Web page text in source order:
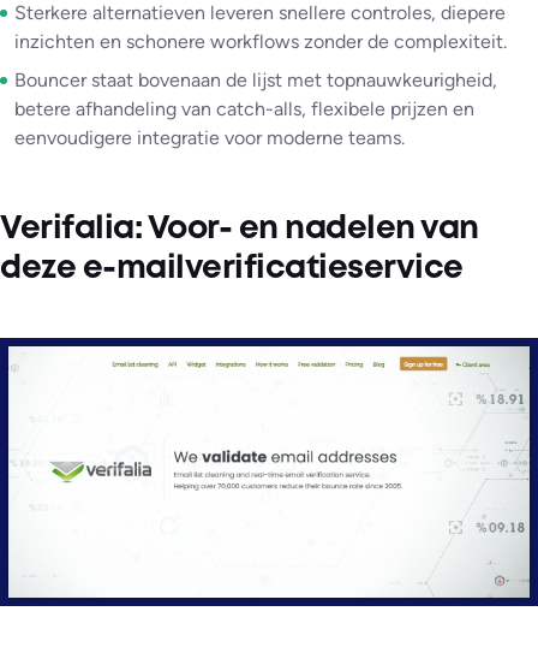
Sterkere alternatieven leveren snellere controles, diepere
inzichten en schonere workflows zonder de complexiteit.
Bouncer staat bovenaan de lijst met topnauwkeurigheid,
betere afhandeling van catch-alls, flexibele prijzen en
eenvoudigere integratie voor moderne teams.
Verifalia: Voor- en nadelen van
deze e-mailverificatieservice